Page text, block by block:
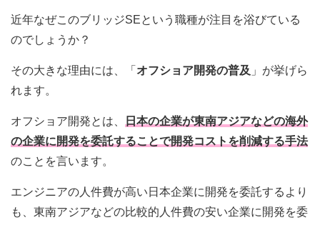
近年なぜこのブリッジSEという職種が注目を浴びている
のでしょうか？
その大きな理由には、「 オフショア開発の普及 」が挙げら
れます。
オフショア開発とは、
日本の企業が東南アジアなどの海外
の企業に開発を委託することで開発コストを削減する手法
のことを言います。
エンジニアの人件費が高い日本企業に開発を委託するより
も、東南アジアなどの比較的人件費の安い企業に開発を委